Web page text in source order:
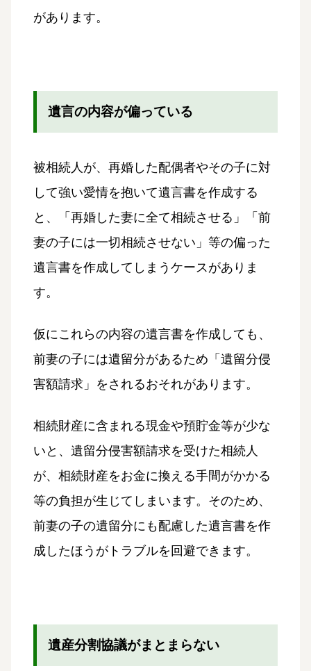
があります。
遺言の内容が偏っている
被相続人が、再婚した配偶者やその子に対
して強い愛情を抱いて遺言書を作成する
と、「再婚した妻に全て相続させる」「前
妻の子には一切相続させない」等の偏った
遺言書を作成してしまうケースがありま
す。
仮にこれらの内容の遺言書を作成しても、
前妻の子には遺留分があるため「遺留分侵
害額請求」をされるおそれがあります。
相続財産に含まれる現金や預貯金等が少な
いと、遺留分侵害額請求を受けた相続人
が、相続財産をお金に換える手間がかかる
等の負担が生じてしまいます。そのため、
前妻の子の遺留分にも配慮した遺言書を作
成したほうがトラブルを回避できます。
遺産分割協議がまとまらない